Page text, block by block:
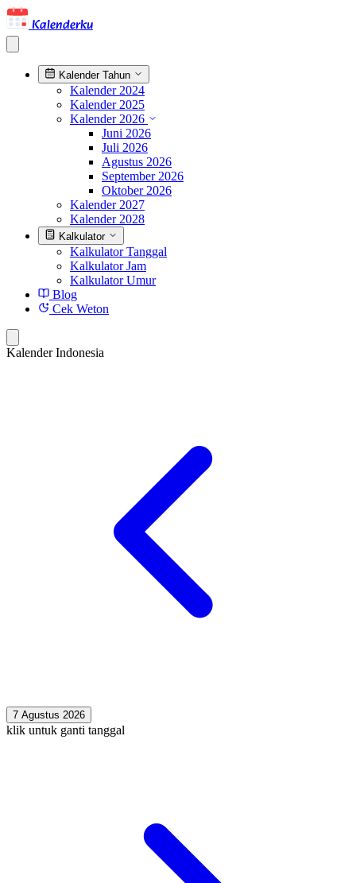
Kalenderku
Kalender Tahun
Kalender 2024
Kalender 2025
Kalender 2026
Juni 2026
Juli 2026
Agustus 2026
September 2026
Oktober 2026
Kalender 2027
Kalender 2028
Kalkulator
Kalkulator Tanggal
Kalkulator Jam
Kalkulator Umur
Blog
Cek Weton
Kalender Indonesia
7 Agustus 2026
klik untuk ganti tanggal